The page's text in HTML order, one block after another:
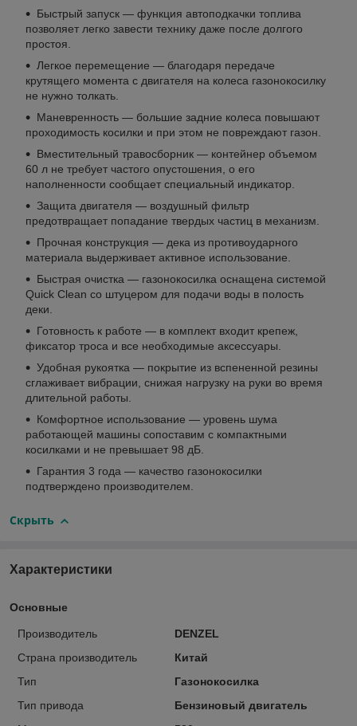
Быстрый запуск — функция автоподкачки топлива
позволяет легко завести технику даже после долгого
простоя.
Легкое перемещение — благодаря передаче
крутящего момента с двигателя на колеса газонокосилку
не нужно толкать.
Маневренность — большие задние колеса повышают
проходимость косилки и при этом не повреждают газон.
Вместительный травосборник — контейнер объемом
60 л не требует частого опустошения, о его
наполненности сообщает специальный индикатор.
Защита двигателя — воздушный фильтр
предотвращает попадание твердых частиц в механизм.
Прочная конструкция — дека из противоударного
материала выдерживает активное использование.
Быстрая очистка — газонокосилка оснащена системой
Quick Clean со штуцером для подачи воды в полость
деки.
Готовность к работе — в комплект входит крепеж,
фиксатор троса и все необходимые аксессуары.
Удобная рукоятка — покрытие из вспененной резины
сглаживает вибрации, снижая нагрузку на руки во время
длительной работы.
Комфортное использование — уровень шума
работающей машины сопоставим с компактными
косилками и не превышает 98 дБ.
Гарантия 3 года — качество газонокосилки
подтверждено производителем.
Скрыть
Характеристики
Основные
Производитель
DENZEL
Страна производитель
Китай
Тип
Газонокосилка
Тип привода
Бензиновый двигатель